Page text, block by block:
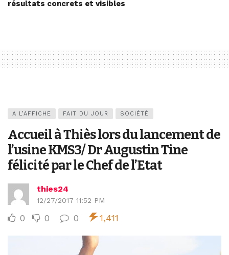
résultats concrets et visibles
A L’AFFICHE FAIT DU JOUR SOCIÉTÉ
Accueil à Thiès lors du lancement de
l’usine KMS3/ Dr Augustin Tine
félicité par le Chef de l’Etat
thies24
12/27/2017 11:52 PM
0 0 0 1,411